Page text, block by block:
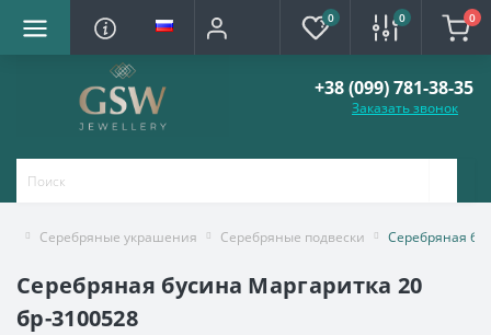
0 0 0
+38 (099) 781-38-35
Заказать звонок
Серебряные украшения Серебряные подвески Серебряная
Серебряная бусина Маргаритка 20
бр-3100528